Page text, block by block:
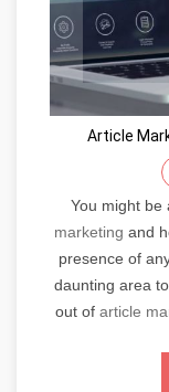
Article
You might be
marketing and
presence of
daunting area
out of article